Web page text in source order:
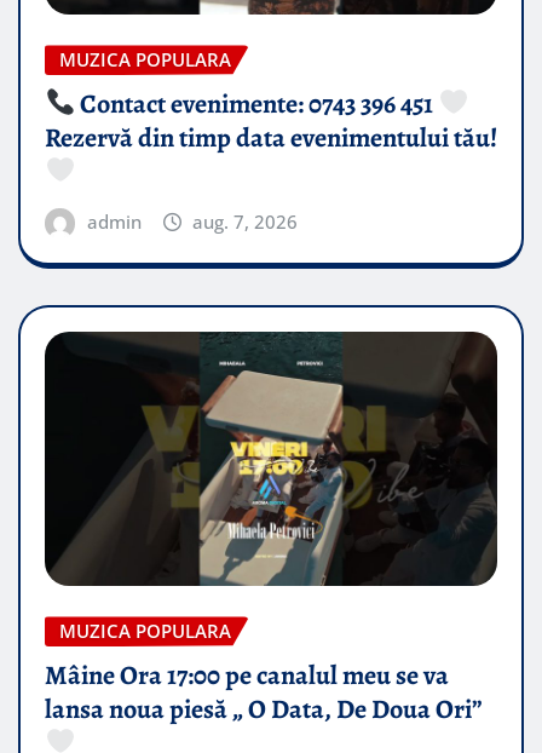
MUZICA POPULARA
Contact evenimente: 0743 396 451
Rezervă din timp data evenimentului tău!
admin aug. 7, 2026
MUZICA POPULARA
Mâine Ora 17:00 pe canalul meu se va
lansa noua piesă „ O Data, De Doua Ori”